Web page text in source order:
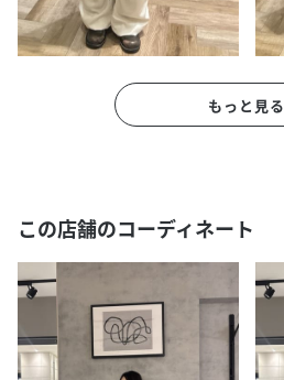
もっと見る
この店舗のコーディネート